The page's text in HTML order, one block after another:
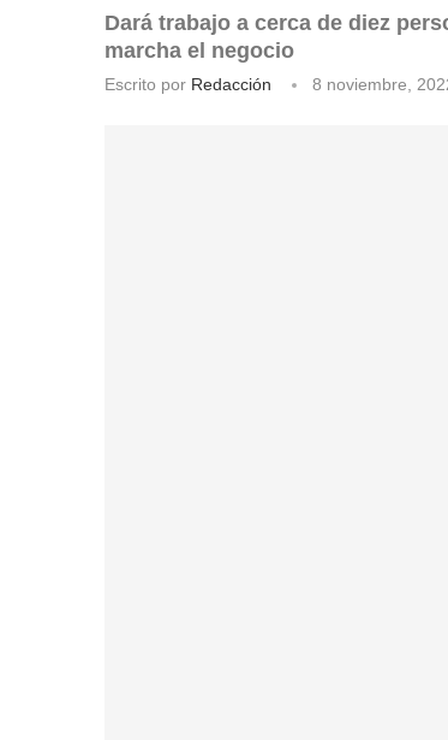
Dará trabajo a cerca de diez
marcha el negocio
Escrito por Redacción 8 noviembre,